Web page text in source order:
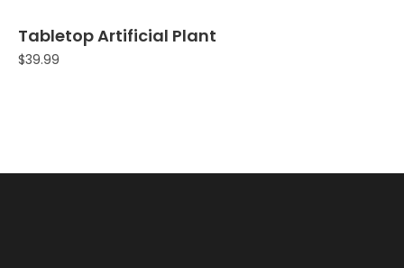
Tabletop Artificial Plant
$39.99